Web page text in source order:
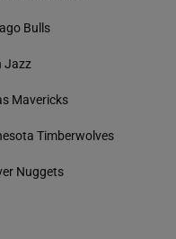
Bulls
Jazz
Mavericks
Timberwolves
Nuggets